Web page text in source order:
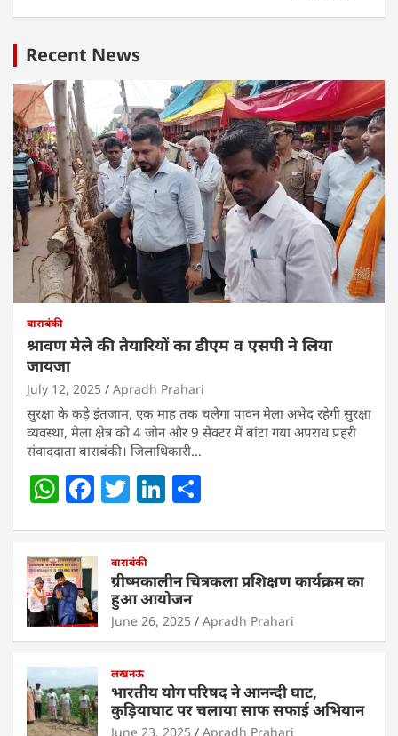
Recent News
बाराबंकी
श्रावण मेले की तैयारियों का डीएम व एसपी ने लिया
जायजा
July 12, 2025 Apradh Prahari
सुरक्षा के कड़े इंतजाम, एक माह तक चलेगा पावन मेला अभेद रहेगी सुरक्षा
व्यवस्था, मेला क्षेत्र को 4 जोन और 9 सेक्टर में बांटा गया अपराध प्रहरी
संवाददाता बाराबंकी। जिलाधिकारी…
W
at
s
A
p
p
F
c
e
b
o
o
k
T
er
Li
e
dI
n
e
बाराबंकी
ग्रीष्मकालीन चित्रकला प्रशिक्षण कार्यक्रम का
हुआ आयोजन
June 26, 2025 Apradh Prahari
लखनऊ
भारतीय योग परिषद ने आनन्दी घाट,
कुड़ियाघाट पर चलाया साफ सफाई अभियान
June 23, 2025 Apradh Prahari